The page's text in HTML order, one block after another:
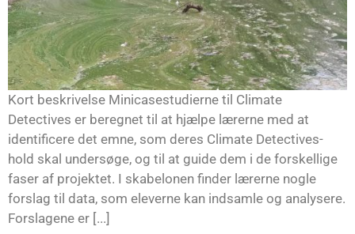
Kort beskrivelse Minicasestudierne til Climate
Detectives er beregnet til at hjælpe lærerne med at
identificere det emne, som deres Climate Detectives-
hold skal undersøge, og til at guide dem i de forskellige
faser af projektet. I skabelonen finder lærerne nogle
forslag til data, som eleverne kan indsamle og analysere.
Forslagene er [...]